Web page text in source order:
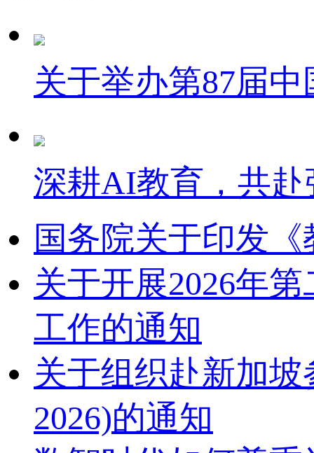
关于举办第87届
深耕AI教育，共
国务院关于印发
关于开展2026年
工作的通知
关于组织赴新加坡
2026)的通知